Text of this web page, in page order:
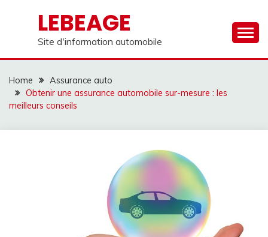
LEBEAGE
Site d'information automobile
Home
Assurance auto
Obtenir une assurance automobile sur-mesure : les
meilleurs conseils